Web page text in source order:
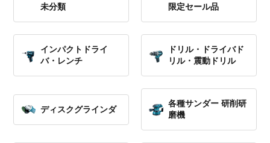
未分類 限定セール品
インパクトドライ
バ・レンチ
ドリル・ドライバド
リル・震動ドリル
ディスクグラインダ
各種サンダー 研削研
磨機